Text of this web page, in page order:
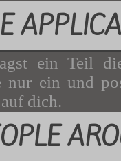
ein Teil
nur ein und
dich.